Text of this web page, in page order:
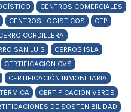
CENTROS COMERCIALES
CENTROS LOGISTICOS
CEP
CORDILLERA
SAN LUIS
CERROS ISLA
CERTIFICACIÓN CVS
CERTIFICACIÓN INMOBILIARIA
CERTIFICACIÓN VERDE
DE SOSTENIBILIDAD